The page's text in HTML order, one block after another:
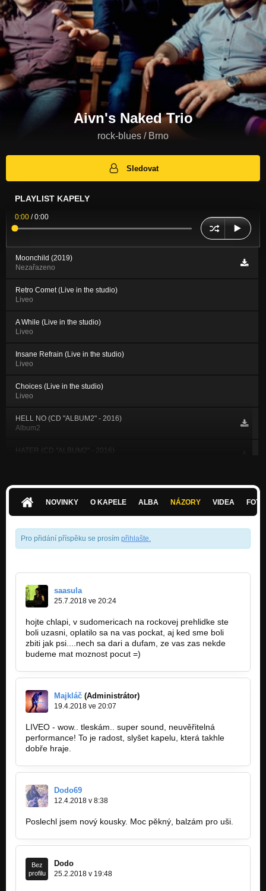
Aivn's Naked Trio
rock-blues / Brno
Sledovat
PLAYLIST KAPELY
0:00 /0:00
Moonchild (2019)
Nezařazeno
Retro Comet (Live in the studio)
Liveo
A While (Live in the studio)
Liveo
Insane Refrain (Live in the studio)
Liveo
Choices (Live in the studio)
Liveo
HELL NO (CD "ALBUM2" - 2016)
Album2
HATER (CD "ALBUM2" - 2016)
AGAIN AGAIN (CD "ALBUM2" - 2016)
JUST FOR TONIGHT (CD "ALBUM2" - 2016)
Album2
Album2
ONLY A FOOL (CD "ALBUM2" - 2016)
Album2
INSIDE MY MIND (CD "ALBUM2" - 2016)
Wise Up (new single 2014)
Nezařazeno
Karmath (new single 2014)
Nibiru (CD "Adventure Box" 2013)
Somniac (CD "Adventure Box" 2013)
Nezařazeno
It All (CD "Adventure Box" 2013)
Nezařazeno
NOVINKY O KAPELE ALBA NÁZORY VIDEA
Pro přidání příspěku se prosím přihlašte
saasula
25.7.2018 ve 20:24
hojte chlapi, v sudomericach na rockovej prehlidke ste
boli uzasni, oplatilo sa na vas pockat, aj ked sme boli
zbiti jak psi....nech sa dari a dufam, ze vas zas nekde
budeme mat moznost pocut =)
Majkláč (Administrátor)
19.4.2018 ve 20:07
LIVEO - wow.. tleskám.. super sound, neuvěřitelná
performance! To je radost, slyšet kapelu, která takhle
dobře hraje.
Dodo69
12.4.2018 v 8:38
Poslechl jsem nový kousky. Moc pěkný, balzám pro uši.
Bez
profilu
Dodo
25.2.2018 v 19:48